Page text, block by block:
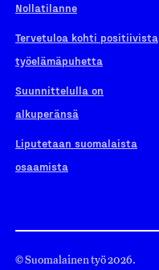
Nollatilanne
Tervetuloa kohti positiivista
työelämäpuhetta
Suunnittelulla on
alkuperänsä
Liputetaan suomalaista
osaamista
© Suomalainen työ 2026.